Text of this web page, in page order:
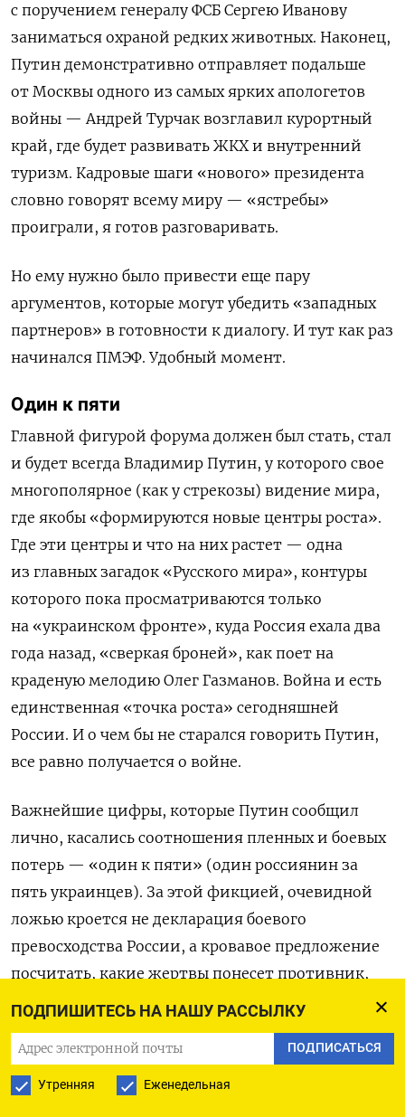
ПОДПИШИТЕСЬ НА НАШУ РАССЫЛКУ
ПОДПИСАТЬСЯ
Утренняя Еженедельная
с поручением генералу ФСБ Сергею Иванову
заниматься охраной редких животных. Наконец,
Путин демонстративно отправляет подальше
от Москвы одного из самых ярких апологетов
войны — Андрей Турчак возглавил курортный
край, где будет развивать ЖКХ и внутренний
туризм. Кадровые шаги «нового» президента
словно говорят всему миру — «ястребы»
проиграли, я готов разговаривать.
Но ему нужно было привести еще пару
аргументов, которые могут убедить «западных
партнеров» в готовности к диалогу. И тут как раз
начинался ПМЭФ. Удобный момент.
Один к пяти
Главной фигурой форума должен был стать, стал
и будет всегда Владимир Путин, у которого свое
многополярное (как у стрекозы) видение мира,
где якобы «формируются новые центры роста».
Где эти центры и что на них растет — одна
из главных загадок «Русского мира», контуры
которого пока просматриваются только
на «украинском фронте», куда Россия ехала два
года назад, «сверкая броней», как поет на
краденую мелодию Олег Газманов. Война и есть
единственная «точка роста» сегодняшней
России. И о чем бы не старался говорить Путин,
все равно получается о войне.
Важнейшие цифры, которые Путин сообщил
лично, касались соотношения пленных и боевых
потерь — «один к пяти» (один россиянин за
пять украинцев). За этой фикцией, очевидной
ложью кроется не декларация боевого
превосходства России, а кровавое предложение
посчитать, какие жертвы понесет противник,
если войну не остановить: «Не мы начали эту
в Стамбуле».